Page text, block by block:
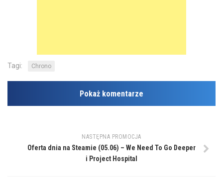
Tagi: Chrono
Pokaż komentarze
NASTĘPNA PROMOCJA
Oferta dnia na Steamie (05.06) – We Need To Go Deeper
i Project Hospital